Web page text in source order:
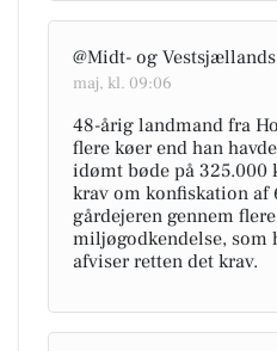
@Midt- og
maj, kl. 09:06
48-årig landmand fra
flere køer end han
idømt bøde på 325.000
krav om konfiskation af
gårdejeren gennem
miljøgodkendelse, som
afviser retten det krav.